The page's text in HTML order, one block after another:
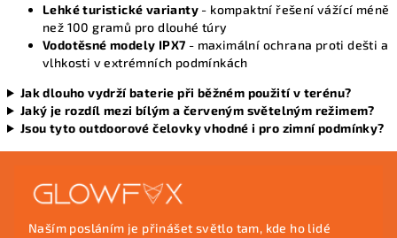
Lehké turistické varianty - kompaktní řešení vážící méně
než 100 gramů pro dlouhé túry
Vodotěsné modely IPX7 - maximální ochrana proti dešti a
vlhkosti v extrémních podmínkách
Jak dlouho vydrží baterie při běžném použití v terénu?
Jaký je rozdíl mezi bílým a červeným světelným režimem?
Jsou tyto outdoorové čelovky vhodné i pro zimní podmínky?
Naším posláním je přinášet světlo tam, kde ho lidé